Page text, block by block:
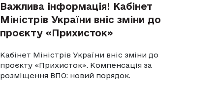
Важлива інформація! Кабінет
Міністрів України вніс зміни до
проєкту «Прихисток»
Кабінет Міністрів України вніс зміни до
проєкту «Прихисток». Компенсація за
розміщення ВПО: новий порядок.